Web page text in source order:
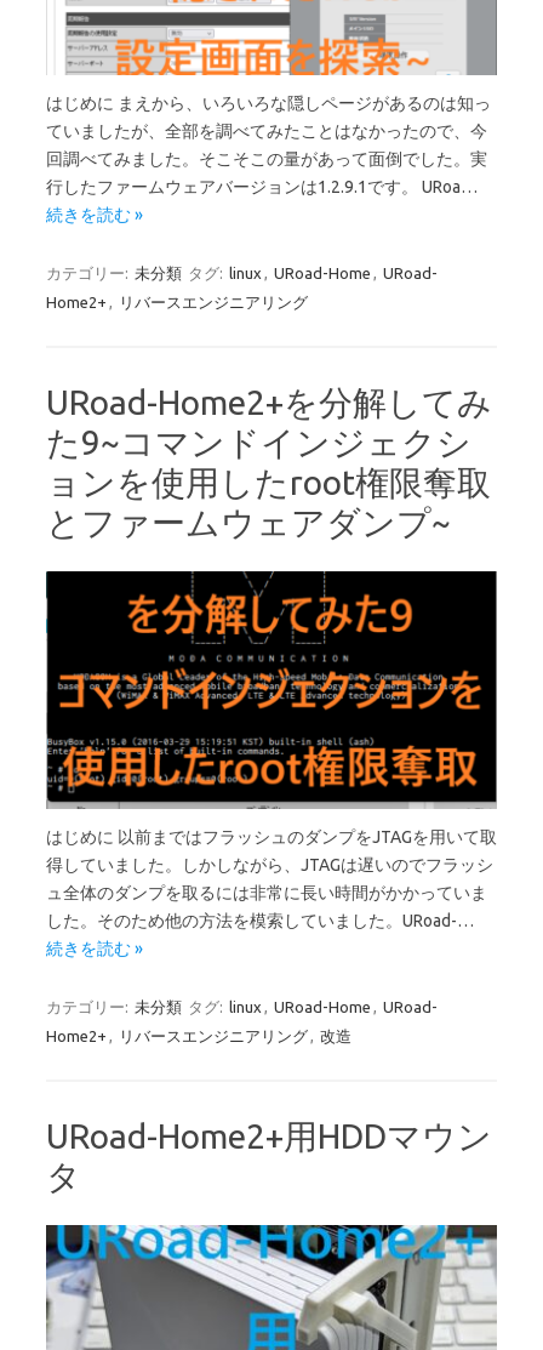
はじめに まえから、いろいろな隠しページがあるのは知っ
ていましたが、全部を調べてみたことはなかったので、今
回調べてみました。そこそこの量があって面倒でした。実
行したファームウェアバージョンは1.2.9.1です。 URoa…
続きを読む »
カテゴリー: 未分類 タグ: linux , URoad-Home , URoad-
Home2+ , リバースエンジニアリング
URoad-Home2+を分解してみ
た9~コマンドインジェクシ
ョンを使用したroot権限奪取
とファームウェアダンプ~
はじめに 以前まではフラッシュのダンプをJTAGを用いて取
得していました。しかしながら、JTAGは遅いのでフラッシ
ュ全体のダンプを取るには非常に長い時間がかかっていま
した。そのため他の方法を模索していました。URoad-…
続きを読む »
カテゴリー: 未分類 タグ: linux , URoad-Home , URoad-
Home2+ , リバースエンジニアリング, 改造
URoad-Home2+用HDDマウン
タ